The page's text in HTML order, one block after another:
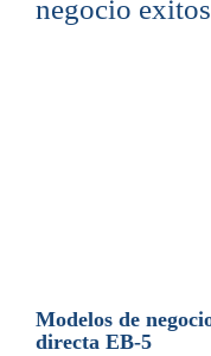
Modelos de
directa EB-5